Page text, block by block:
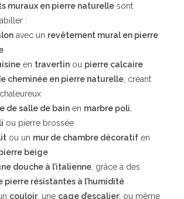
muraux en pierre naturelle sont
:
avec un revêtement mural en pierre
en travertin ou pierre calcaire
cheminée en pierre naturelle , créant
de salle de bain en marbre poli
ou pierre brossée
ou un mur de chambre décoratif en
beige
douche à l’italienne , grâce à des
pierre résistantes à l’humidité
couloir, une cage d’escalier, ou même